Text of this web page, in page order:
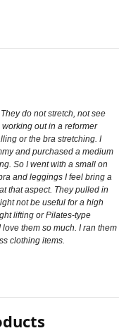
do not stretch, not see
out in a reformer
or the bra stretching. I
and purchased a medium
So I went with a small on
and leggings I feel bring a
that aspect. They pulled in
not be useful for a high
lifting or Pilates-type
them so much. I ran them
clothing items.